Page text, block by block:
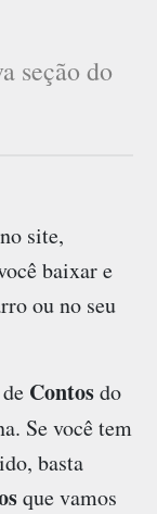
seção do
site,
baixar e
ou no seu
Contosdo
Se você tem
basta
que vamos